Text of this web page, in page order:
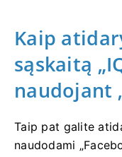
Kaip
sąskaitą
naudojant
Taip pat galite
naudodami